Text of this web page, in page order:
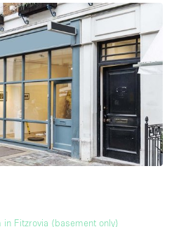
Fitzrovia (basement only)